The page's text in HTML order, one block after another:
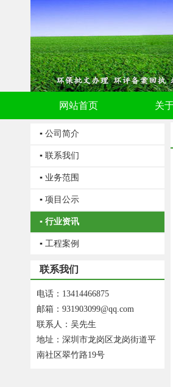
网站首页 关
▪ 公司简介
▪ 联系我们
▪ 业务范围
▪ 项目公示
▪ 行业资讯
▪ 工程案例
联系我们
电话：13414466875
邮箱：931903099@qq.com
联系人：吴先生
地址：深圳市龙岗区龙岗街道平
南社区翠竹路19号